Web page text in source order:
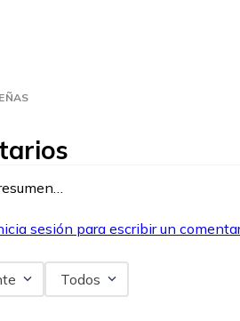
sesión para escribir un
Todos